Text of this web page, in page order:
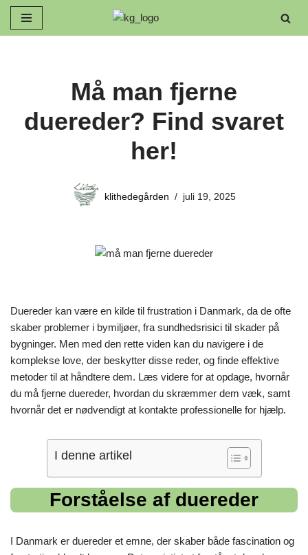
Spring
Må man fjerne
duereder? Find svaret
her!
klithedegården juli 19, 2025
Duereder kan være en kilde til frustration i Danmark, da de ofte
skaber problemer i bymiljøer, fra sundhedsrisici til skader på
bygninger. Men med den rette viden kan du navigere i de
komplekse love, der beskytter disse reder, og finde effektive
metoder til at håndtere dem. Læs videre for at opdage, hvornår
du må fjerne duereder, hvordan du skræmmer dem væk, samt
hvornår det er nødvendigt at kontakte professionelle for hjælp.
I denne artikel
Forståelse af duereder
I Danmark er duereder et emne, der skaber både fascination og